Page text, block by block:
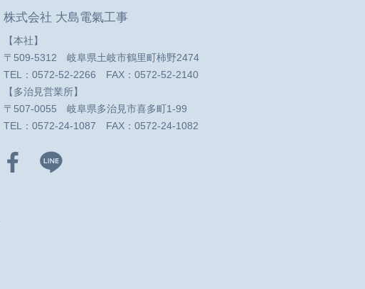
株式会社 大島電氣工事
【本社】
〒509-5312 岐阜県土岐市鶴里町柿野2474
TEL： 0572-52-2266 FAX：0572-52-2140
【多治見営業所】
〒507-0055 岐阜県多治見市喜多町1-99
TEL： 0572-24-1087 FAX：0572-24-1082